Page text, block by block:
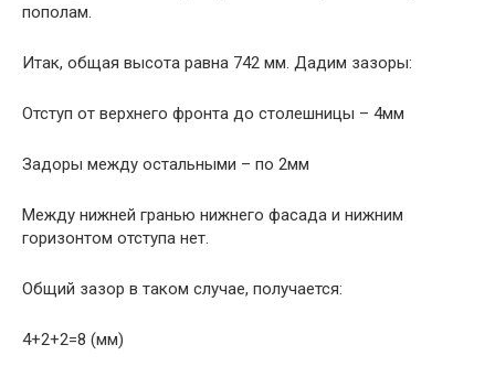
пополам.
Итак, общая высота равна 742 мм. Дадим зазоры:
Отступ от верхнего фронта до столешницы – 4мм
Задоры между остальными – по 2мм
Между нижней гранью нижнего фасада и нижним
горизонтом отступа нет.
Общий зазор в таком случае, получается:
4+2+2=8 (мм)